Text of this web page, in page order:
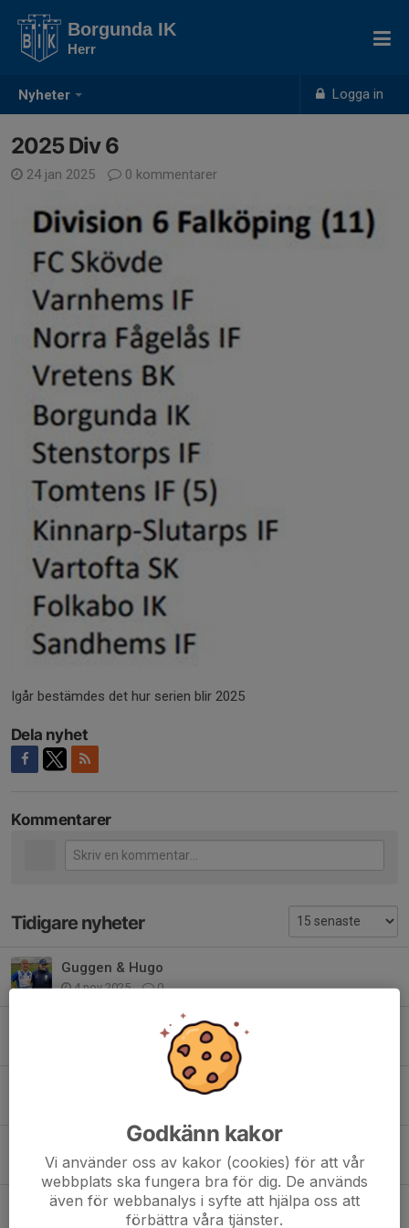
Nyheter Logga in
Borgunda IK
Herr
2025 Div 6
24 jan 2025 0 kommentarer
Igår bestämdes det hur serien blir 2025
Dela nyhet
Kommentarer
Tidigare nyheter
Guggen & Hugo
4 nov 2025 0
Tränare 2026 Guggenheim
6 okt 2025 0
Inför serieavslutningen
29 sep 2025 0
Godkänn kakor
Vi använder oss av kakor (cookies) för att vår
webbplats ska fungera bra för dig. De används
även för webbanalys i syfte att hjälpa oss att
förbättra våra tjänster.